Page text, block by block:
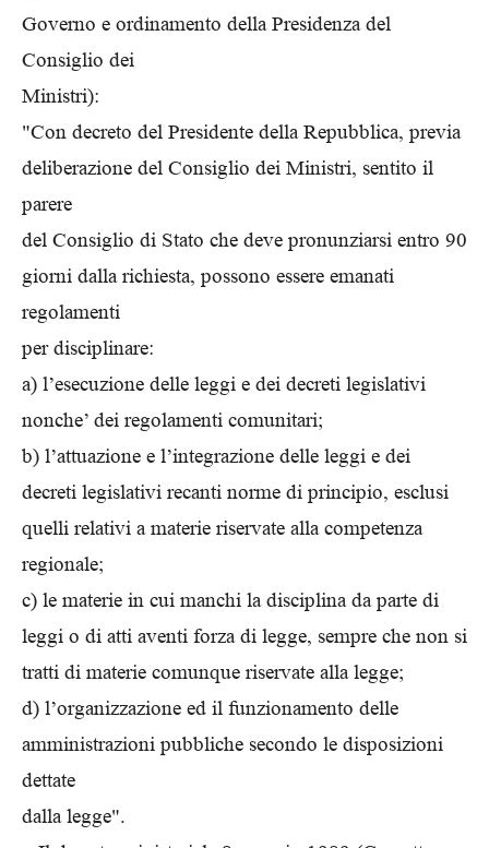
Governo e ordinamento della Presidenza del
Consiglio dei
Ministri):
"Con decreto del Presidente della Repubblica, previa
deliberazione del Consiglio dei Ministri, sentito il
parere
del Consiglio di Stato che deve pronunziarsi entro 90
giorni dalla richiesta, possono essere emanati
regolamenti
per disciplinare:
a) l’esecuzione delle leggi e dei decreti legislativi
nonche’ dei regolamenti comunitari;
b) l’attuazione e l’integrazione delle leggi e dei
decreti legislativi recanti norme di principio, esclusi
quelli relativi a materie riservate alla competenza
regionale;
c) le materie in cui manchi la disciplina da parte di
leggi o di atti aventi forza di legge, sempre che non si
tratti di materie comunque riservate alla legge;
d) l’organizzazione ed il funzionamento delle
amministrazioni pubbliche secondo le disposizioni
dettate
dalla legge".